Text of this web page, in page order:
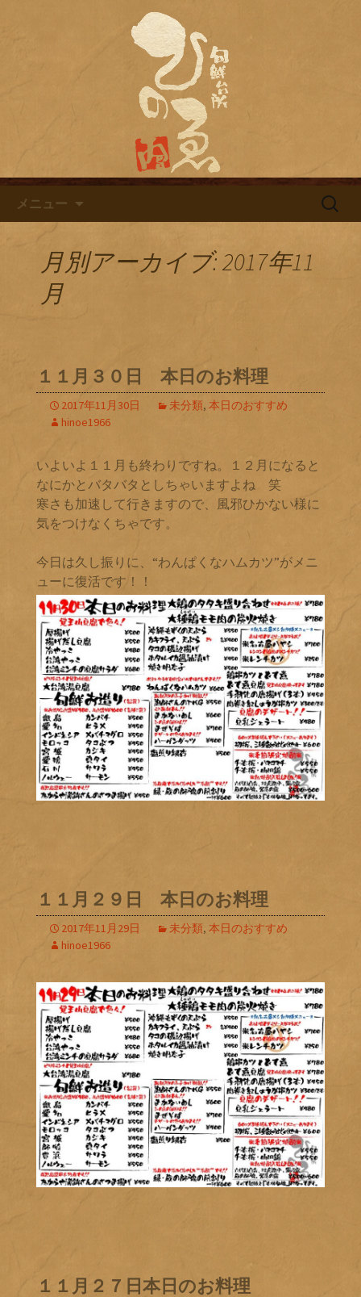
名古屋市栄にある居酒屋「旬鮮
台所ひのゑ」のブログ
名古屋市栄にある居酒屋「旬鮮台所ひ
のゑ（ひのえ）」。豊富な焼酎と海鮮
料理を中心とした、お酒に合う肴を楽
しめるお店です。季節で変わるおすす
めメニューや日替わりランチの新着情
報を随時更新中。
メニュー
検
月別アーカイブ: 2017年11
月
１１月３０日 本日のお料理
2017年11月30日 未分類, 本日のおすすめ
hinoe1966
いよいよ１１月も終わりですね。１２月になると
なにかとバタバタとしちゃいますよね 笑
寒さも加速して行きますので、風邪ひかない様に
気をつけなくちゃです。
今日は久し振りに、“わんぱくなハムカツ”がメニ
ューに復活です！！
１１月２９日 本日のお料理
2017年11月29日 未分類, 本日のおすすめ
hinoe1966
１１月２７日本日のお料理